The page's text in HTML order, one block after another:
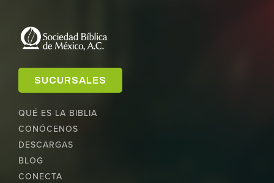
SUCURSALES
QUÉ ES LA BIBLIA
CONÓCENOS
DESCARGAS
BLOG
CONECTA